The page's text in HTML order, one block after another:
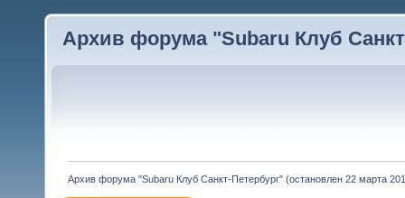
Архив форума "Subaru Клуб
Архив форума "Subaru Клуб Санкт-Петербург" (остановлен 22 марта